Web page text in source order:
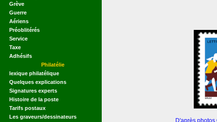
Grève
Guerre
Aériens
Préoblitérés
Service
Taxe
Adhésifs
Philatélie
lexique philatélique
Quelques explications
Signatures experts
Histoire de la poste
Tarifs postaux
Les graveurs/dessinateurs
D'après